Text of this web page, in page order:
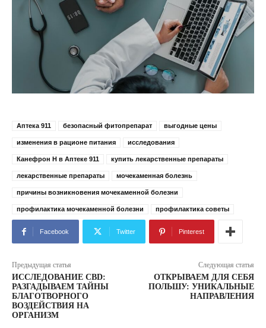
Аптека 911 безопасный фитопрепарат выгодные цены
изменения в рационе питания исследования
Канефрон Н в Аптеке 911 купить лекарственные препараты
лекарственные препараты мочекаменная болезнь
причины возникновения мочекаменной болезни
профилактика мочекаменной болезни профилактика советы
Facebook Twitter Pinterest
Предыдущая статья
ИССЛЕДОВАНИЕ CBD:
РАЗГАДЫВАЕМ ТАЙНЫ
БЛАГОТВОРНОГО
ВОЗДЕЙСТВИЯ НА
ОРГАНИЗМ
Следующая статья
ОТКРЫВАЕМ ДЛЯ СЕБЯ
ПОЛЬШУ: УНИКАЛЬНЫЕ
НАПРАВЛЕНИЯ